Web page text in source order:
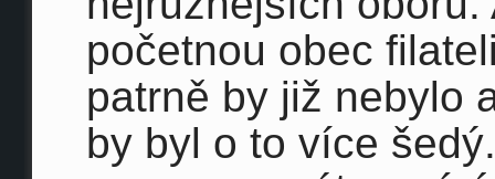
početnou obec
patrně by již nebylo
by byl o to více